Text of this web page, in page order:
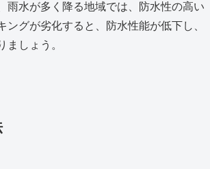
雨水が多く降る地域では、防水性の高い
グが劣化すると、防水性能が低下し、
しょう。